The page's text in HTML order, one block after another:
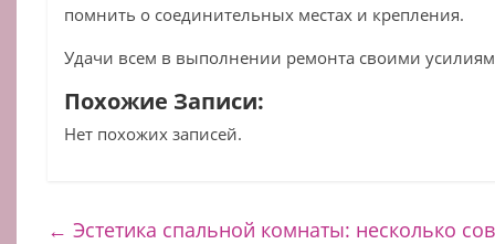
помнить о соединительных местах и крепления.
Удачи всем в выполнении ремонта своими
Похожие Записи:
Нет похожих записей.
← Эстетика спальной комнаты: несколько